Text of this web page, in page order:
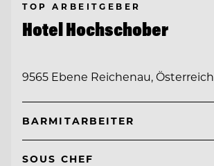
TOP ARBEITGEBER
Hotel Hochschober
9565 Ebene Reichenau, Österreich
BARMITARBEITER
SOUS CHEF